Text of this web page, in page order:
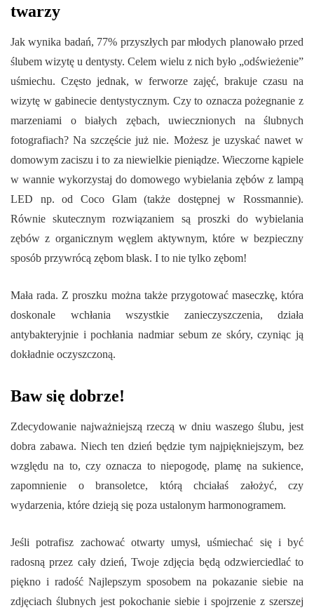
twarzy
Jak wynika badań, 77% przyszłych par młodych planowało przed
ślubem wizytę u dentysty. Celem wielu z nich było „odświeżenie”
uśmiechu. Często jednak, w ferworze zajęć, brakuje czasu na
wizytę w gabinecie dentystycznym. Czy to oznacza pożegnanie z
marzeniami o białych zębach, uwiecznionych na ślubnych
fotografiach? Na szczęście już nie. Możesz je uzyskać nawet w
domowym zaciszu i to za niewielkie pieniądze. Wieczorne kąpiele
w wannie wykorzystaj do domowego wybielania zębów z lampą
LED np. od Coco Glam (także dostępnej w Rossmannie).
Równie skutecznym rozwiązaniem są proszki do wybielania
zębów z organicznym węglem aktywnym, które w bezpieczny
sposób przywrócą zębom blask. I to nie tylko zębom!
Mała rada. Z proszku można także przygotować maseczkę, która
doskonale wchłania wszystkie zanieczyszczenia, działa
antybakteryjnie i pochłania nadmiar sebum ze skóry, czyniąc ją
dokładnie oczyszczoną.
Baw się dobrze!
Zdecydowanie najważniejszą rzeczą w dniu waszego ślubu, jest
dobra zabawa. Niech ten dzień będzie tym najpiękniejszym, bez
względu na to, czy oznacza to niepogodę, plamę na sukience,
zapomnienie o bransoletce, którą chciałaś założyć, czy
wydarzenia, które dzieją się poza ustalonym harmonogramem.
Jeśli potrafisz zachować otwarty umysł, uśmiechać się i być
radosną przez cały dzień, Twoje zdjęcia będą odzwierciedlać to
piękno i radość Najlepszym sposobem na pokazanie siebie na
zdjęciach ślubnych jest pokochanie siebie i spojrzenie z szerszej